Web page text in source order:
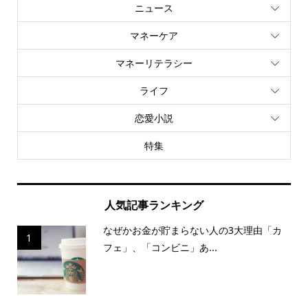
ニュース
マネーケア
マネーリテラシー
ライフ
恋愛小説
特集
人気記事ランキング
1
なぜかお金が貯まらない人の3大理由「カ
フェ」、「コンビニ」あ...